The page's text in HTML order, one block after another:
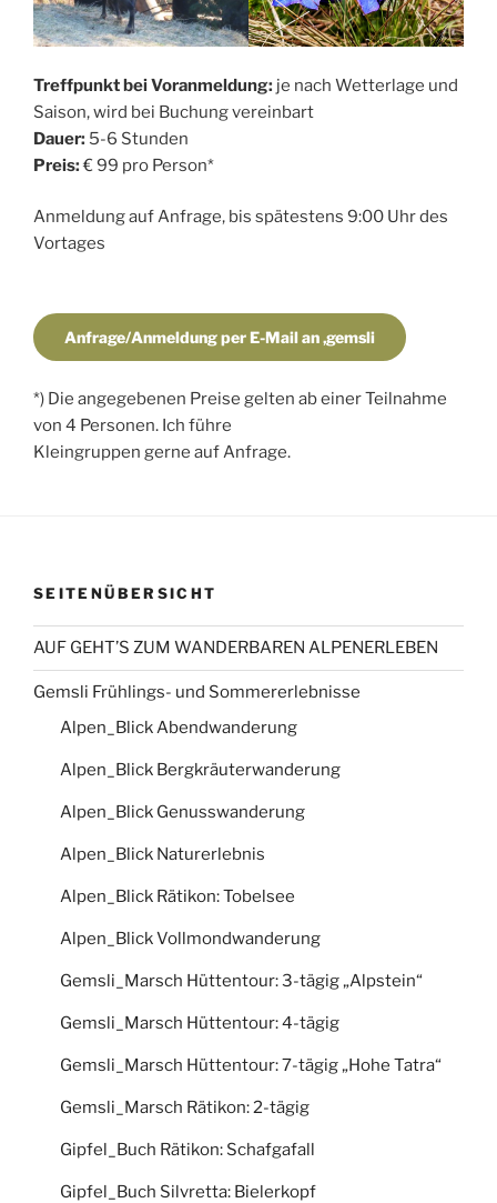
Treffpunkt bei Voranmeldung: je nach Wetterlage und
Saison, wird bei Buchung vereinbart
Dauer: 5-6 Stunden
Preis:€ 99 pro Person*
Anmeldung auf Anfrage, bis spätestens 9:00 Uhr des
Vortages
Anfrage/Anmeldung per E-Mail an ‚gemsli
*) Die angegebenen Preise gelten ab einer Teilnahme
von 4 Personen. Ich führe
Kleingruppen gerne auf Anfrage.
SEITENÜBERSICHT
AUF GEHT’S ZUM WANDERBAREN ALPENERLEBEN
Gemsli Frühlings- und Sommererlebnisse
Alpen_Blick Abendwanderung
Alpen_Blick Bergkräuterwanderung
Alpen_Blick Genusswanderung
Alpen_Blick Naturerlebnis
Alpen_Blick Rätikon: Tobelsee
Alpen_Blick Vollmondwanderung
Gemsli_Marsch Hüttentour: 3-tägig „Alpstein“
Gemsli_Marsch Hüttentour: 4-tägig
Gemsli_Marsch Hüttentour: 7-tägig „Hohe Tatra“
Gemsli_Marsch Rätikon: 2-tägig
Gipfel_Buch Rätikon: Schafgafall
Gipfel_Buch Silvretta: Bielerkopf